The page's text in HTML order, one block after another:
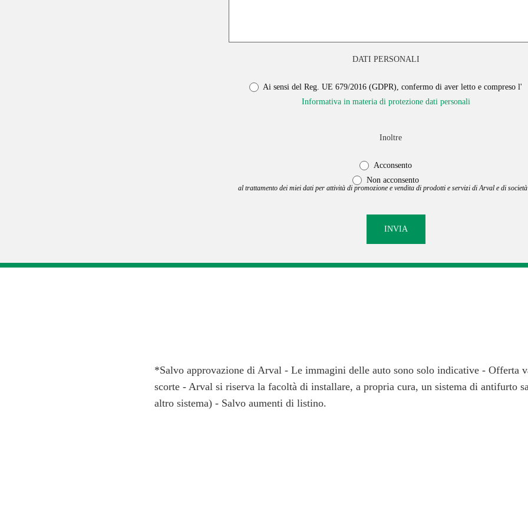
DATI PERSONALI
Ai sensi del Reg. UE 679/2016 (GDPR), confermo di aver letto e compreso l'
Informativa in materia di protezione dati personali
Inoltre
Acconsento
Non acconsento
al trattamento dei miei dati per attività di promozione e vendita di prodotti e servizi di Arval e di
*Salvo approvazione di Arval - Le immagini delle auto sono solo indicative - Offerta
scorte - Arval si riserva la facoltà di installare, a propria cura, un sistema di antifurto
altro sistema) - Salvo aumenti di listino.